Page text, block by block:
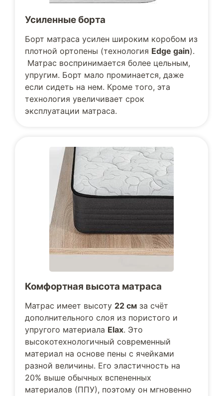
Усиленные борта
Борт матраса усилен широким коробом из
плотной ортопены (технология Edge gain).
Матрас воспринимается более цельным,
упругим. Борт мало проминается, даже
если сидеть на нем. Кроме того, эта
технология увеличивает срок
эксплуатации матраса.
Комфортная высота матраса
Матрас имеет высоту 22 см за счёт
дополнительного слоя из пористого и
упругого материала Elax. Это
высокотехнологичный современный
материал на основе пены с ячейками
разной величины. Его эластичность на
20% выше обычных вспененных
материалов (ППУ), поэтому он мгновенно